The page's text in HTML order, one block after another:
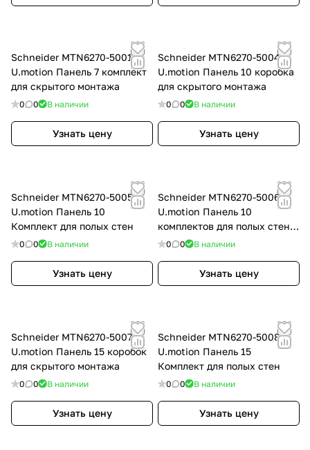
Schneider MTN6270-5001
U.motion Панель 7 комплект
для скрытого монтажа
0 0 В наличии
Узнать цену
Schneider MTN6270-5004
U.motion Панель 10 коробка
для скрытого монтажа
0 0 В наличии
Узнать цену
Schneider MTN6270-5005
U.motion Панель 10
Комплект для полых стен
0 0 В наличии
Узнать цену
Schneider MTN6270-5006
U.motion Панель 10
комплектов для полых стен,
скрытого монтажа
0 0 В наличии
Узнать цену
Schneider MTN6270-5007
U.motion Панель 15 коробок
для скрытого монтажа
0 0 В наличии
Узнать цену
Schneider MTN6270-5008
U.motion Панель 15
Комплект для полых стен
0 0 В наличии
Узнать цену